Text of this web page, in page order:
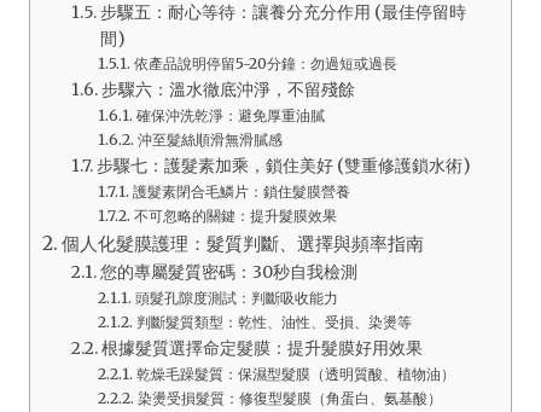
步驟五：耐心等待：讓養分充分作用 (最佳停留時
間)
依產品說明停留5-20分鐘：勿過短或過長
步驟六：溫水徹底沖淨，不留殘餘
確保沖洗乾淨：避免厚重油膩
沖至髮絲順滑無滑膩感
步驟七：護髮素加乘，鎖住美好 (雙重修護鎖水術)
護髮素閉合毛鱗片：鎖住髮膜營養
不可忽略的關鍵：提升髮膜效果
個人化髮膜護理：髮質判斷、選擇與頻率指南
您的專屬髮質密碼：30秒自我檢測
頭髮孔隙度測試：判斷吸收能力
判斷髮質類型：乾性、油性、受損、染燙等
根據髮質選擇命定髮膜：提升髮膜好用效果
乾燥毛躁髮質：保濕型髮膜（透明質酸、植物油）
染燙受損髮質：修復型髮膜（角蛋白、氨基酸）